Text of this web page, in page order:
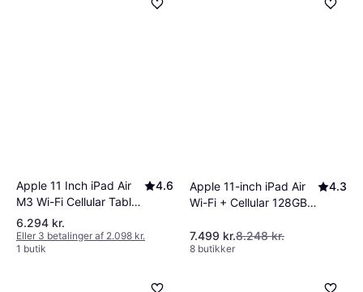
Apple 11 Inch iPad Air
M3 Wi-Fi Cellular Tablet
128 GB
4.6
6.294 kr.
Eller 3 betalinger af 2.098 kr.
1 butik
Apple 11-inch iPad Air
Wi-Fi + Cellular 128GB -
4.3
7.499 kr.8.248 kr.
8 butikker